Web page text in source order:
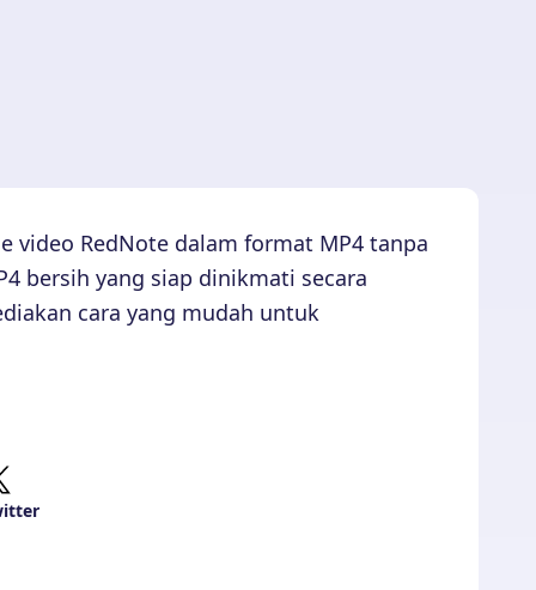
video RedNote dalam format MP4 tanpa
bersih yang siap dinikmati secara
cara yang mudah untuk